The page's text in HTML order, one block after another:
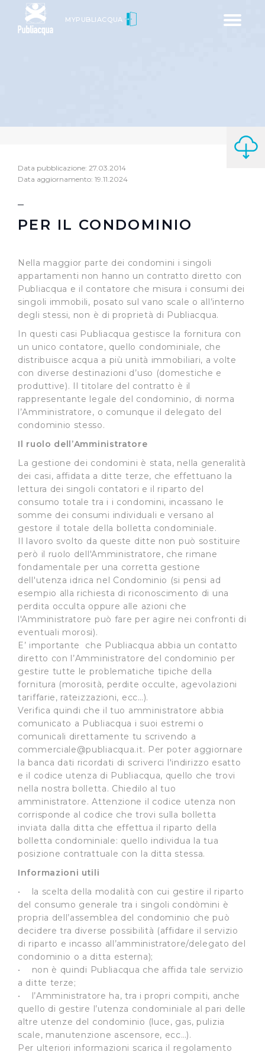
Toggle
MYPUBLIACQUA
Data pubblicazione: 27.03.2014
Data aggiornamento: 19.11.2024
PER IL CONDOMINIO
Nella maggior parte dei condomini i singoli
appartamenti non hanno un contratto diretto con
Publiacqua e il contatore che misura i consumi dei
singoli immobili, posato sul vano scale o all’interno
degli stessi, non è di proprietà di Publiacqua.
In questi casi Publiacqua gestisce la fornitura con
un unico contatore, quello condominiale, che
distribuisce acqua a più unità immobiliari, a volte
con diverse destinazioni d’uso (domestiche e
produttive). Il titolare del contratto è il
rappresentante legale del condominio, di norma
l’Amministratore, o comunque il delegato del
condominio stesso.
Il ruolo dell’Amministratore
La gestione dei condomini è stata, nella generalità
dei casi, affidata a ditte terze, che effettuano la
lettura dei singoli contatori e il riparto del
consumo totale tra i i condomini, incassano le
somme dei consumi individuali e versano al
gestore il totale della bolletta condominiale.
Il lavoro svolto da queste ditte non può sostituire
però il ruolo dell'Amministratore, che rimane
fondamentale per una corretta gestione
dell'utenza idrica nel Condominio (si pensi ad
esempio alla richiesta di riconoscimento di una
perdita occulta oppure alle azioni che
l'Amministratore può fare per agire nei confronti di
eventuali morosi).
E’ importante che Publiacqua abbia un contatto
diretto con l’Amministratore del condominio per
gestire tutte le problematiche tipiche della
fornitura (morosità, perdite occulte, agevolazioni
tariffarie, rateizzazioni, ecc…).
Verifica quindi che il tuo amministratore abbia
comunicato a Publiacqua i suoi estremi o
comunicali direttamente tu scrivendo a
commerciale@publiacqua.it. Per poter aggiornare
la banca dati ricordati di scriverci l'indirizzo esatto
e il codice utenza di Publiacqua, quello che trovi
nella nostra bolletta. Chiedilo al tuo
amministratore. Attenzione il codice utenza non
corrisponde al codice che trovi sulla bolletta
inviata dalla ditta che effettua il riparto della
bolletta condominiale: quello individua la tua
posizione contrattuale con la ditta stessa.
Informazioni utili
• la scelta della modalità con cui gestire il riparto
del consumo generale tra i singoli condòmini è
propria dell’assemblea del condominio che può
decidere tra diverse possibilità (affidare il servizio
di riparto e incasso all’amministratore/delegato del
condominio o a ditta esterna);
• non è quindi Publiacqua che affida tale servizio
a ditte terze;
• l’Amministratore ha, tra i propri compiti, anche
quello di gestire l’utenza condominiale al pari delle
altre utenze del condominio (luce, gas, pulizia
scale, manutenzione ascensore, ecc…).
Per ulteriori informazioni scarica il regolamento